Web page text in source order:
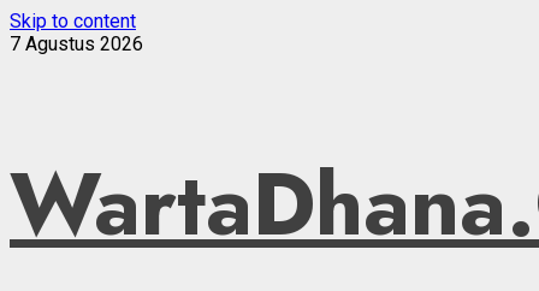
Skip to content
7 Agustus 2026